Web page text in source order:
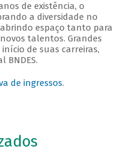
de existência, o
a diversidade no
espaço tanto para
talentos. Grandes
de suas carreiras,
BNDES.
de ingressos.